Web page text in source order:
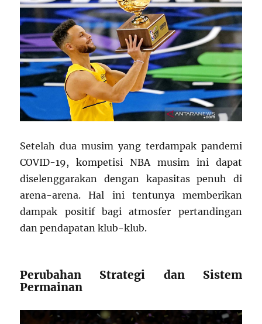
Setelah dua musim yang terdampak pandemi
COVID-19, kompetisi NBA musim ini dapat
diselenggarakan dengan kapasitas penuh di
arena-arena. Hal ini tentunya memberikan
dampak positif bagi atmosfer pertandingan
dan pendapatan klub-klub.
Perubahan Strategi dan Sistem
Permainan